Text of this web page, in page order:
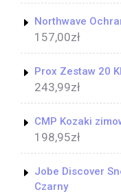
Northwave
157,00zł
Prox Zestaw 20
243,99zł
CMP Kozaki
198,95zł
Jobe Discover
Czarny